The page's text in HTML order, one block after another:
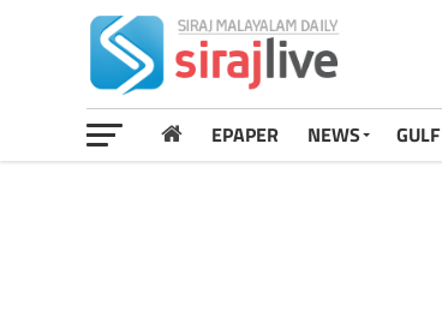
EPAPER NEWS GULF